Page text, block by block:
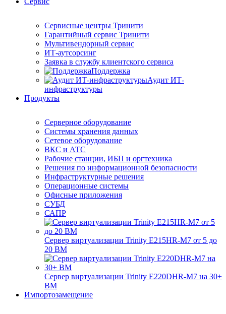
Сервисные центры Тринити
Гарантийный сервис Тринити
Мультивендорный сервис
ИТ-аутсорсинг
Заявка в службу клиентского сервиса
Поддержка
Аудит ИТ-
инфраструктуры
Продукты
Серверное оборудование
Системы хранения данных
Сетевое оборудование
ВКС и АТС
Рабочие станции, ИБП и оргтехника
Решения по информационной безопасности
Инфраструктурные решения
Операционные системы
Офисные приложения
СУБД
САПР
Сервер виртуализации Trinity E215HR-M7 от 5 до
20 ВМ
Сервер виртуализации Trinity E220DHR-M7 на 30+
ВМ
Импортозамещение